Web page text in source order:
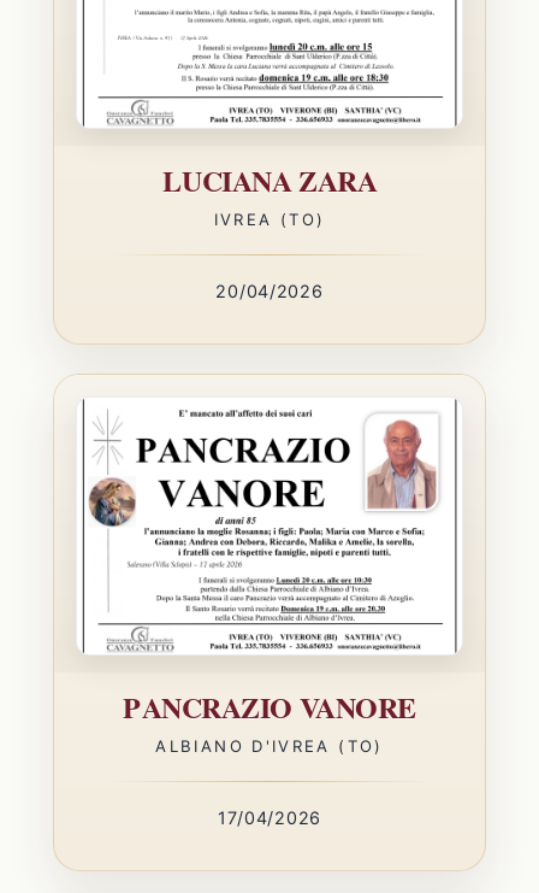
LUCIANA ZARA
IVREA (TO)
20/04/2026
PANCRAZIO VANORE
ALBIANO D'IVREA (TO)
17/04/2026